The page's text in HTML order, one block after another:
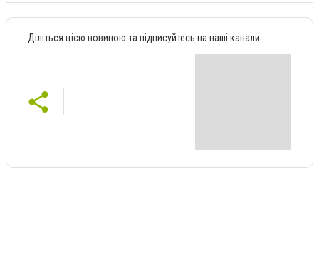
Діліться цією новиною та підписуйтесь на наші канали